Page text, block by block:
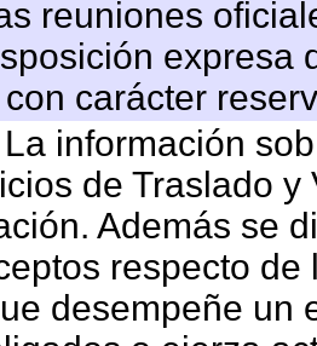
reuniones
expresa
carácter
información
de Traslado
Además se
respecto
desempeñe un